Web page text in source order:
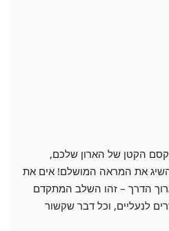
הקטן של הארון שלכם,
את המראה המושלם! אים את
הדרך – זהו השלב המתקדם
לנעליים, וכל דבר שקשור